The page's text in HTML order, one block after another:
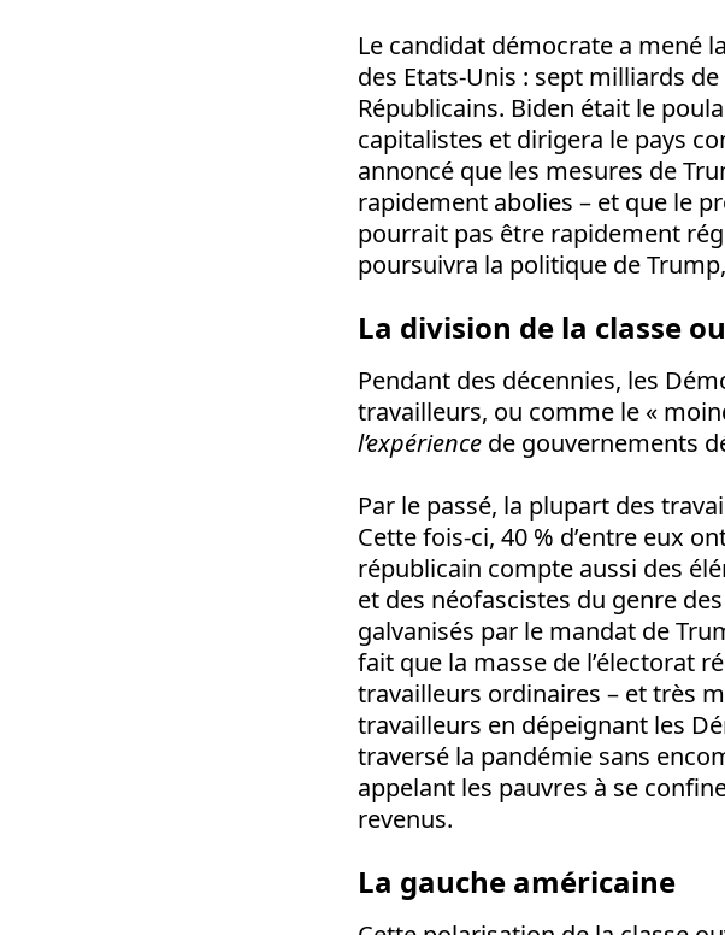
Le candidat démocrate a mené
des Etats-Unis : sept milliards
Républicains. Biden était le
capitalistes et dirigera le pays
annoncé que les mesures de
rapidement abolies – et que le
pourrait pas être rapidement
poursuivra la politique de
La division de la classe
Pendant des décennies, les
travailleurs, ou comme le «
l’expérience de gouvernements
Par le passé, la plupart des
Cette fois-ci, 40 % d’entre eux
républicain compte aussi des
et des néofascistes du genre des
galvanisés par le mandat de
fait que la masse de l’électorat
travailleurs ordinaires – et très
travailleurs en dépeignant les
traversé la pandémie sans
appelant les pauvres à se
revenus.
La gauche américaine